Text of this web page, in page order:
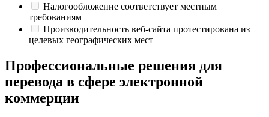
Налогообложение соответствует местным
требованиям
Производительность веб-сайта протестирована из
целевых географических мест
Профессиональные решения для
перевода в сфере электронной
коммерции